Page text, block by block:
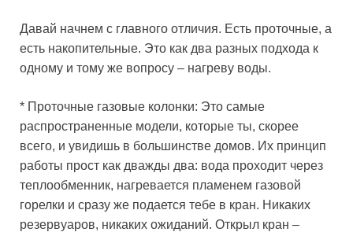
Давай начнем с главного отличия. Есть проточные, а
есть накопительные. Это как два разных подхода к
одному и тому же вопросу – нагреву воды.
* Проточные газовые колонки: Это самые
распространенные модели, которые ты, скорее
всего, и увидишь в большинстве домов. Их принцип
работы прост как дважды два: вода проходит через
теплообменник, нагревается пламенем газовой
горелки и сразу же подается тебе в кран. Никаких
резервуаров, никаких ожиданий. Открыл кран –